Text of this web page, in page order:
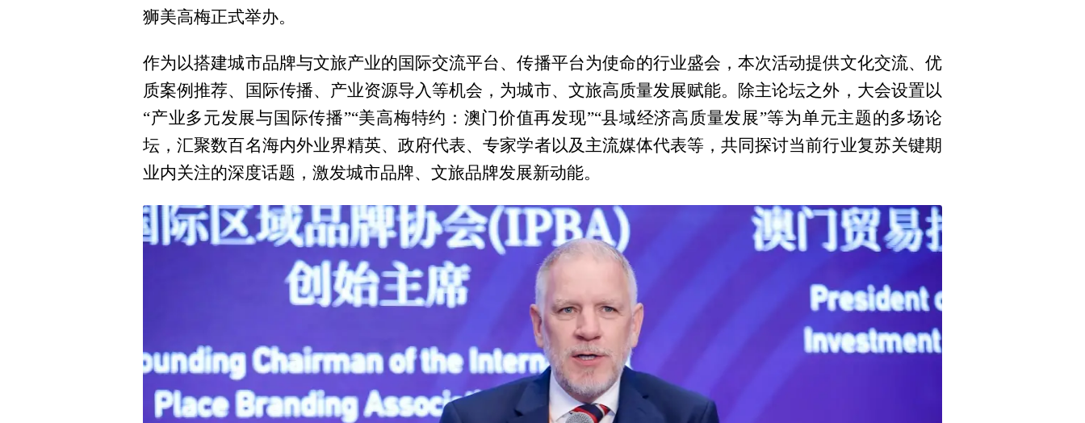
狮美高梅正式举办。
作为以搭建城市品牌与文旅产业的国际交流平台、传播平台为使命的行业盛会，本次活动提供文化交流、优
质案例推荐、国际传播、产业资源导入等机会，为城市、文旅高质量发展赋能。除主论坛之外，大会设置以
“产业多元发展与国际传播”“美高梅特约：澳门价值再发现”“县域经济高质量发展”等为单元主题的多场论
坛，汇聚数百名海内外业界精英、政府代表、专家学者以及主流媒体代表等，共同探讨当前行业复苏关键期
业内关注的深度话题，激发城市品牌、文旅品牌发展新动能。